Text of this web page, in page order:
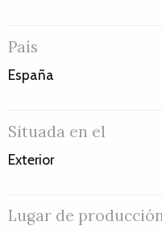
País
España
Situada en el
Exterior
Lugar de